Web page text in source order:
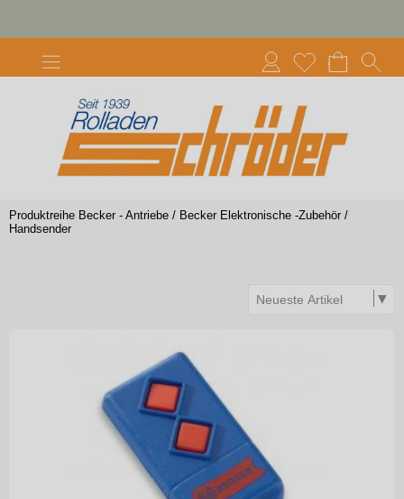
Produktreihe Becker - Antriebe / Becker Elektronische -Zubehör /
Handsender